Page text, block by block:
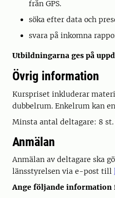
från GPS.
söka efter data och
svara på inkomna
Utbildningarna ges på
Övrig information
Kurspriset inkluderar
dubbelrum. Enkelrum kan
Minsta antal deltagare: 8
Anmälan
Anmälan av deltagare ska
länsstyrelsen via e-post till
Ange följande information